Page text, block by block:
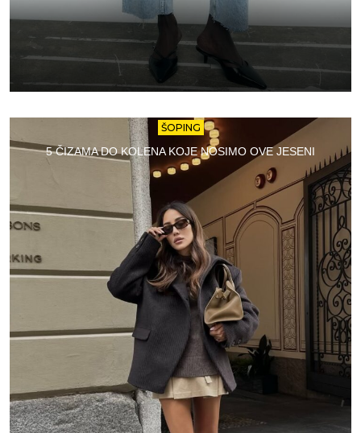
ŠOPING
5 ČIZAMA DO KOLENA KOJE NOSIMO OVE JESENI